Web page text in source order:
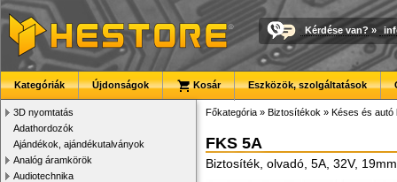
Kérdése van? »
Kategóriák Újdonságok Kosár Eszközök, szolgáltatások
3D nyomtatás
Adathordozók
Ajándékok, ajándékutalványok
Analóg áramkörök
Audiotechnika
Főkategória » Biztosítékok » Késes és autó
FKS 5A
Biztosíték, olvadó, 5A, 32V,